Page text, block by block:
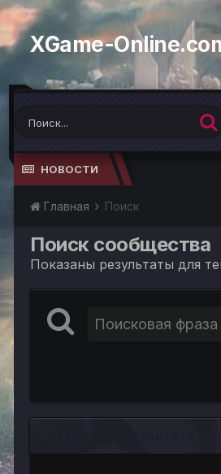
XGame-
НОВОСТИ
Главная Поиск
Поиск сообщества
Показаны результаты для